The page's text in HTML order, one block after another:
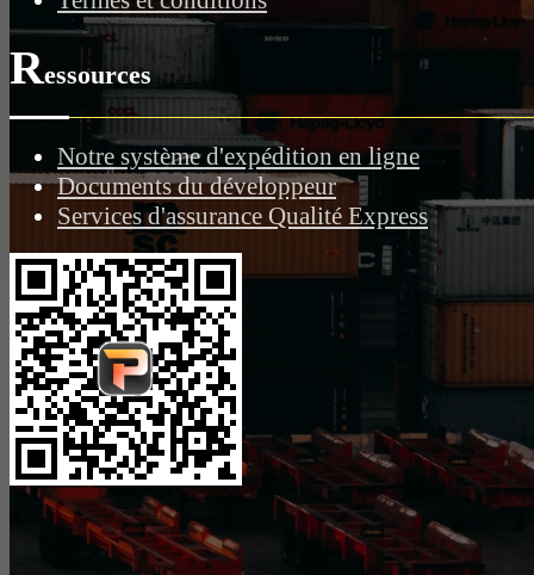
Ressources
Notre système d'expédition en ligne
Documents du développeur
Services d'assurance Qualité Express